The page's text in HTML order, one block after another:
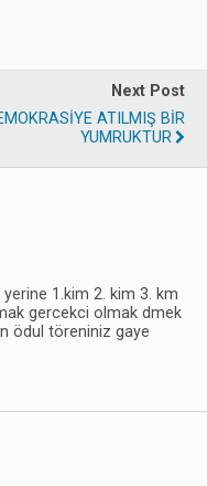
Next Post
ATILMIŞ BİR
YUMRUKTUR
1.kim 2. kim 3. km
gercekci olmak dmek
ödul töreniniz gaye